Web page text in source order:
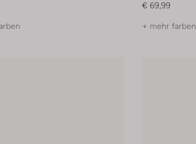
€ 69,99
+ mehr farben